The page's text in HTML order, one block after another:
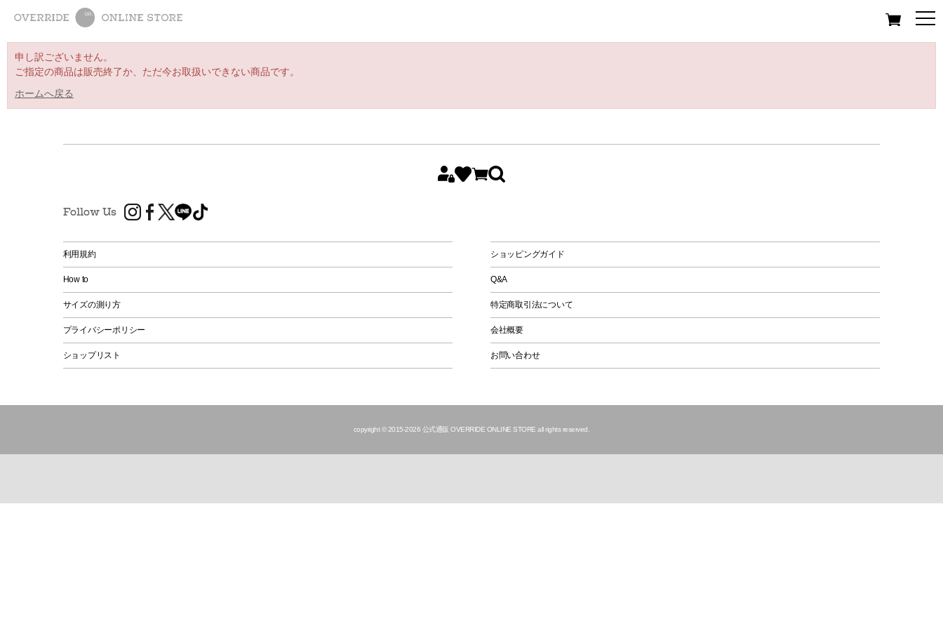
申し訳ございません。
ご指定の商品は販売終了か、ただ今お取扱いできない商品です。
ホームへ戻る
Follow Us
利用規約 ショッピングガイド
How to Q&A
サイズの測り方 特定商取引法について
プライバシーポリシー 会社概要
ショップリスト お問い合わせ
copyright © 2015-2026 公式通販 OVERRIDE ONLINE STORE all rights reserved.